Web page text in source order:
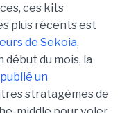
ces kits
plus récents est
de Sekoia,
du mois, la
publié un
stratagèmes de